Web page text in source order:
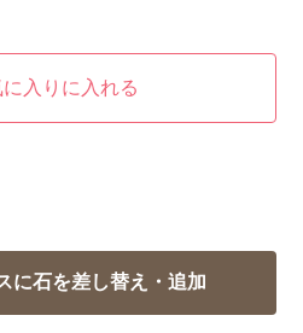
に入りに入れる